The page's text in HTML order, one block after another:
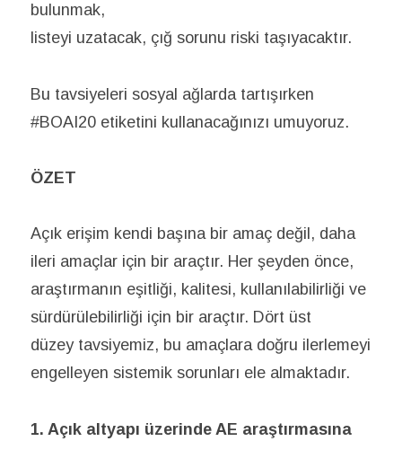
bulunmak,
listeyi uzatacak, çığ sorunu riski taşıyacaktır.
Bu tavsiyeleri sosyal ağlarda tartışırken
#BOAI20 etiketini kullanacağınızı umuyoruz.
ÖZET
Açık erişim kendi başına bir amaç değil, daha
ileri amaçlar için bir araçtır. Her şeyden önce,
araştırmanın eşitliği, kalitesi, kullanılabilirliği ve
sürdürülebilirliği için bir araçtır. Dört üst
düzey tavsiyemiz, bu amaçlara doğru ilerlemeyi
engelleyen sistemik sorunları ele almaktadır.
1. Açık altyapı üzerinde AE araştırmasına